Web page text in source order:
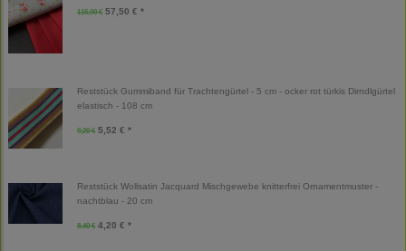
115,00 € 57,50 € *
Reststück Gummiband für Trachtengürtel - 5 cm - ocker rot türkis Dirndlgürtel
elastisch - 108 cm
9,20 € 5,52 € *
Reststück Wollsatin Jacquard Mischgewebe knitterfrei Ornamentmuster -
nachtblau - 20 cm
8,40 € 4,20 € *